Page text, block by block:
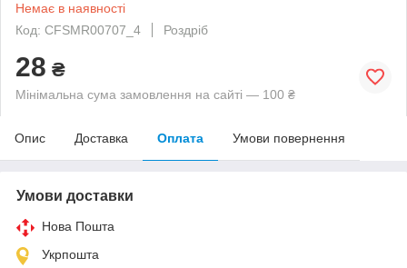
Немає в наявності
Код: CFSMR00707_4
Роздріб
28 ₴
Мінімальна сума замовлення на сайті — 100 ₴
Опис Доставка Оплата Умови повернення
Умови доставки
Нова Пошта
Укрпошта